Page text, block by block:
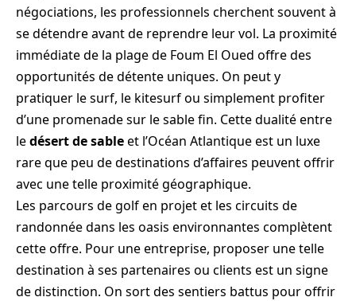
négociations, les professionnels cherchent souvent à
se détendre avant de reprendre leur vol. La proximité
immédiate de la plage de Foum El Oued offre des
opportunités de détente uniques. On peut y
pratiquer le surf, le kitesurf ou simplement profiter
d’une promenade sur le sable fin. Cette dualité entre
ledésert de sableet l’Océan Atlantique est un luxe
rare que peu de destinations d’affaires peuvent offrir
avec une telle proximité géographique.
Les parcours de golf en projet et les circuits de
randonnée dans les oasis environnantes complètent
cette offre. Pour une entreprise, proposer une telle
destination à ses partenaires ou clients est un signe
de distinction. On sort des sentiers battus pour offrir